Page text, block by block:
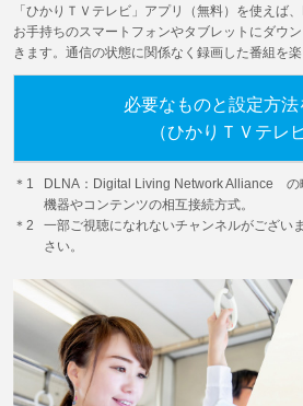
「ひかりＴＶテレビ」アプリ（無料）を使えば
お手持ちのスマートフォンやタブレットにダウ
きます。通信の状態に関係なく録画した番組を楽
必要なものと設定方法
（ひかりＴＶテレビ
DLNA：Digital Living Network Alliance の
機器やコンテンツの相互接続方式。
一部ご視聴になれないチャンネルがござい
さい。